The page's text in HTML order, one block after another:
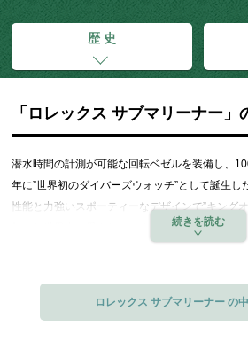
歴 史
「ロレックス サブマリーナー」
潜水時間の計測が可能な回転ベゼルを装備し、
年に”世界初のダイバーズウォッチ”として誕生
性能と力強いスポーティーなデザインで”キング
ロレックス サブマリーナー の